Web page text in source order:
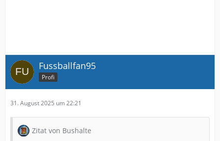
Fussballfan95
Profi
31. August 2025 um 22:21
Zitat von Bushalte